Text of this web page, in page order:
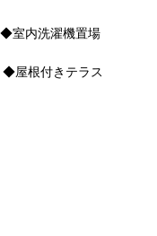
内洗濯機置場
屋根付きテラス